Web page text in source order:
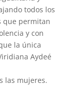
todos los
que permitan
y con
la única
Aydeé
las mujeres.